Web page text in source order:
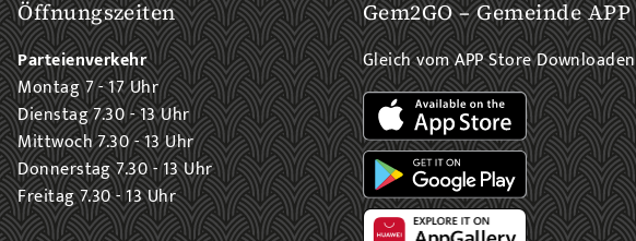
Öffnungszeiten
Parteienverkehr
Montag 7 - 17 Uhr
Dienstag 7.30 - 13 Uhr
Mittwoch 7.30 - 13 Uhr
Donnerstag 7.30 - 13 Uhr
Freitag 7.30 - 13 Uhr
Gem2GO – Gemeinde APP
Gleich vom APP Store Downloaden